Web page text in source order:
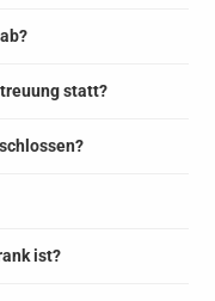
statt?
ist?